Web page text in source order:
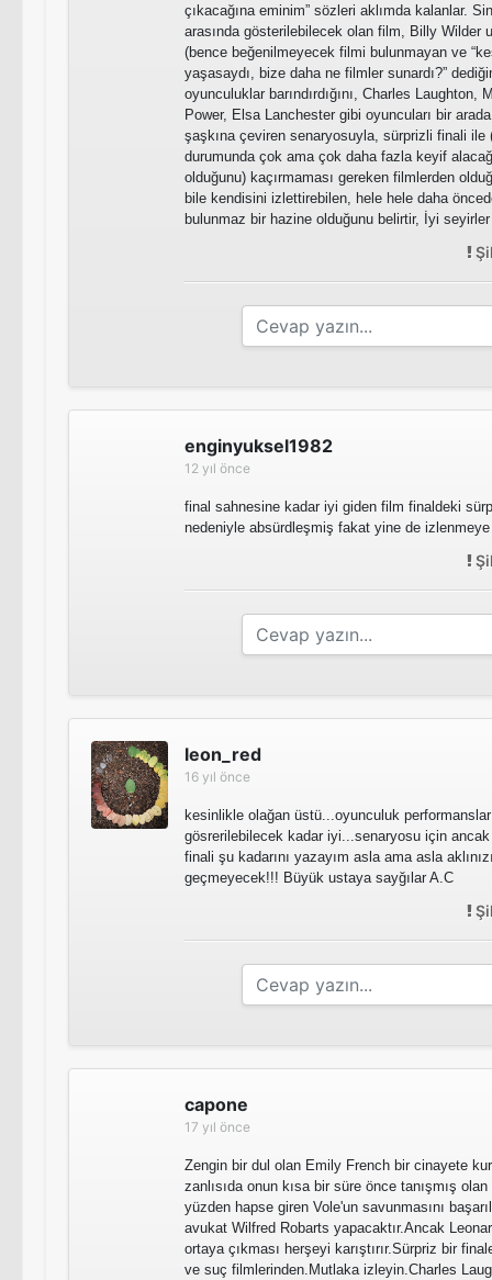
çıkacağına eminim” sözleri aklımda kalanlar.
arasında gösterilebilecek olan film, Billy Wilder
(bence beğenilmeyecek filmi bulunmayan ve
yaşasaydı, bize daha ne filmler sunardı?”
oyunculuklar barındırdığını, Charles Laughton,
Power, Elsa Lanchester gibi oyuncuları bir
şaşkına çeviren senaryosuyla, sürprizli finali ile
durumunda çok ama çok daha fazla keyif
olduğunu) kaçırmaması gereken filmlerden
bile kendisini izlettirebilen, hele hele daha
bulunmaz bir hazine olduğunu belirtir, İyi
enginyuksel1982
12 yıl önce
final sahnesine kadar iyi giden film finaldeki
nedeniyle absürdleşmiş fakat yine de
leon_red
16 yıl önce
kesinlikle olağan üstü...oyunculuk
gösrerilebilecek kadar iyi...senaryosu için
finali şu kadarını yazayım asla ama asla
geçmeyecek!!! Büyük ustaya sayğılar A.C
capone
17 yıl önce
Zengin bir dul olan Emily French bir cinayete
zanlısıda onun kısa bir süre önce tanışmış
yüzden hapse giren Vole'un savunmasını
avukat Wilfred Robarts yapacaktır.Ancak
ortaya çıkması herşeyi karıştırır.Sürpriz bir
ve suç filmlerinden.Mutlaka izleyin.Charles